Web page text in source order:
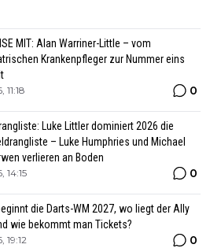
MIT: Alan Warriner-Little – vom
Krankenpfleger zur Nummer eins
0
Luke Littler dominiert 2026 die
– Luke Humphries und Michael
verlieren an Boden
14:15 0
die Darts-WM 2027, wo liegt der Ally
wie bekommt man Tickets?
19:12 0